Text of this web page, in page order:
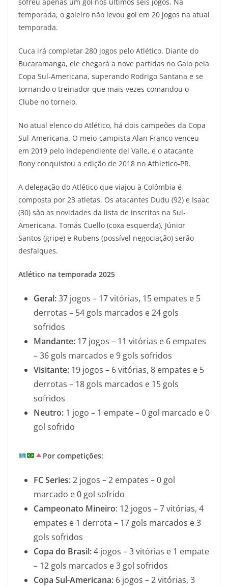
temporada, o goleiro não levou gol em 20 jogos na atual
temporada.
Cuca irá completar 280 jogos pelo Atlético. Diante do
Bucaramanga, ele chegará a nove partidas no Galo pela
Copa Sul-Americana, superando Rodrigo Santana e se
tornando o treinador que mais vezes comandou o
Clube no torneio.
No atual elenco do Atlético, há dois campeões da Copa
Sul-Americana. O meio-campista Alan Franco venceu
em 2019 pelo Independiente del Valle, e o atacante
Rony conquistou a edição de 2018 no Athletico-PR.
A delegação do Atlético que viajou à Colômbia é
composta por 23 atletas. Os atacantes Dudu (92) e Isaac
(30) são as novidades da lista de inscritos na Sul-
Americana. Tomás Cuello (coxa esquerda), Júnior
Santos (gripe) e Rubens (possível negociação) serão
desfalques.
Atlético na temporada 2025
Geral:37 jogos – 17 vitórias, 15 empates e 5
derrotas – 54 gols marcados e 24 gols
sofridos
Mandante: 17 jogos – 11 vitórias e 6 empates
– 36 gols marcados e 9 gols sofridos
Visitante: 19 jogos – 6 vitórias, 8 empates e 5
derrotas – 18 gols marcados e 15 gols
sofridos
Neutro: 1 jogo – 1 empate – 0 gol marcado e 0
gol sofrido
Por competições:
FC Series:2 jogos – 2 empates – 0 gol
marcado e 0 gol sofrido
Campeonato Mineiro: 12 jogos – 7 vitórias, 4
empates e 1 derrota – 17 gols marcados e 3
gols sofridos
Copa do Brasil:4 jogos – 3 vitórias e 1 empate
– 12 gols marcados e 3 gol sofridos
Copa Sul-Americana: 6 jogos – 2 vitórias, 3